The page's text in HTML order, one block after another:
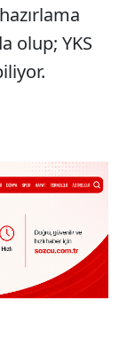
olup; YKS